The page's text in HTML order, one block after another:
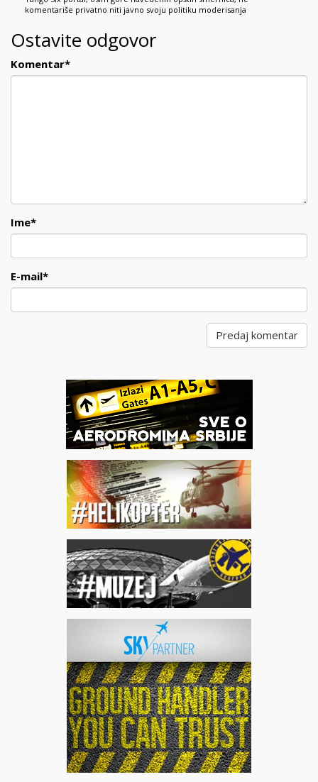
komentariše privatno niti javno svoju politiku moderisanja
Ostavite odgovor
Komentar*
Ime*
E-mail*